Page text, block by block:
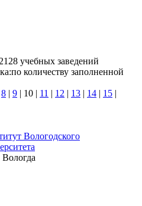
2128 учебных заведений
по количеству заполненной
8 | 9 | 10 | 11 | 12 | 13 | 14 | 15 |
Вологодского
Вологда